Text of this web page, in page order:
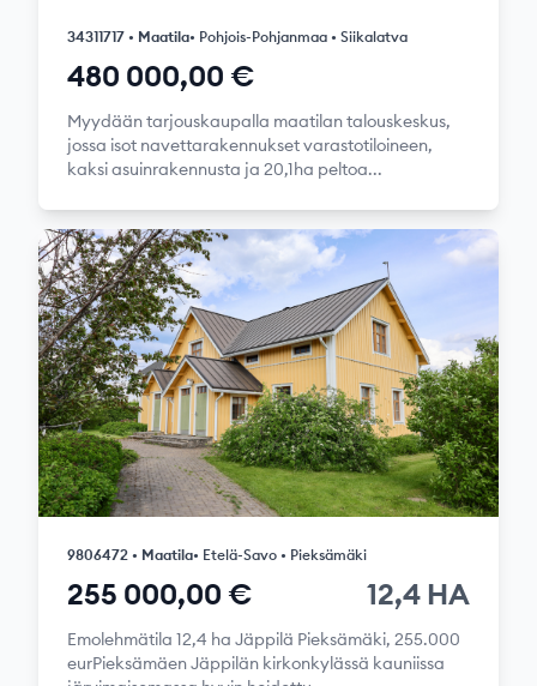
34311717 • Maatila• Pohjois-Pohjanmaa • Siikalatva
480 000,00 €
Myydään tarjouskaupalla maatilan talouskeskus,
jossa isot navettarakennukset varastotiloineen,
kaksi asuinrakennusta ja 20,1ha peltoa...
9806472 • Maatila• Etelä-Savo • Pieksämäki
255 000,00 € 12,4 HA
Emolehmätila 12,4 ha Jäppilä Pieksämäki, 255.000
eurPieksämäen Jäppilän kirkonkylässä kauniissa